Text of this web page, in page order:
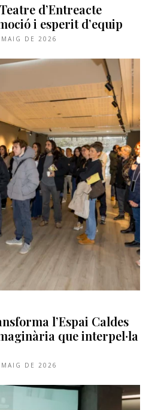
d’Entreacte
i esperit d’equip
DE 2026
l’Espai Caldes
que interpel·la
DE 2026